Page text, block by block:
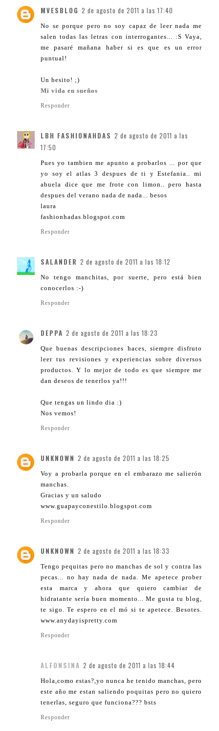
MVESBLOG 2 de agosto de 2011 a las 17:40
No se porque pero no soy capaz de leer nada me
salen todas las letras con interrogantes... :S Vaya,
me pasaré mañana haber si es que es un error
puntual!
Un besito! ;)
Mi vida en sueños
Responder
LBH FASHIONAHDAS 2 de agosto de 2011 a las
17:50
Pues yo tambien me apunto a probarlos ... por que
yo soy el atlas 3 despues de ti y Estefania.. mi
abuela dice que me frote con limon.. pero hasta
despues del verano nada de nada... besos
laura
fashionhadas.blogspot.com
Responder
SALANDER 2 de agosto de 2011 a las 18:12
No tengo manchitas, por suerte, pero está bien
conocerlos :-)
Responder
DEPPA 2 de agosto de 2011 a las 18:23
Que buenas descripciones haces, siempre disfruto
leer tus revisiones y experiencias sobre diversos
productos. Y lo mejor de todo es que siempre me
dan deseos de tenerlos ya!!!
Que tengas un lindo dia :)
Nos vemos!
Responder
UNKNOWN 2 de agosto de 2011 a las 18:25
Voy a probarla porque en el embarazo me salierón
manchas.
Gracias y un saludo
www.guapayconestilo.blogspot.com
Responder
UNKNOWN 2 de agosto de 2011 a las 18:33
Tengo pequitas pero no manchas de sol y contra las
pecas... no hay nada de nada. Me apetece prober
esta marca y ahora que quiero cambiar de
hidratante sería buen momento... Me gusta tu blog,
te sigo. Te espero en el mó si te apetece. Besotes.
www.anydayispretty.com
Responder
ALFONSINA 2 de agosto de 2011 a las 18:44
Hola,como estas?,yo nunca he tenido manchas, pero
este año me estan saliendo poquitas pero no quiero
tenerlas, seguro que funciona??? bsts
Responder